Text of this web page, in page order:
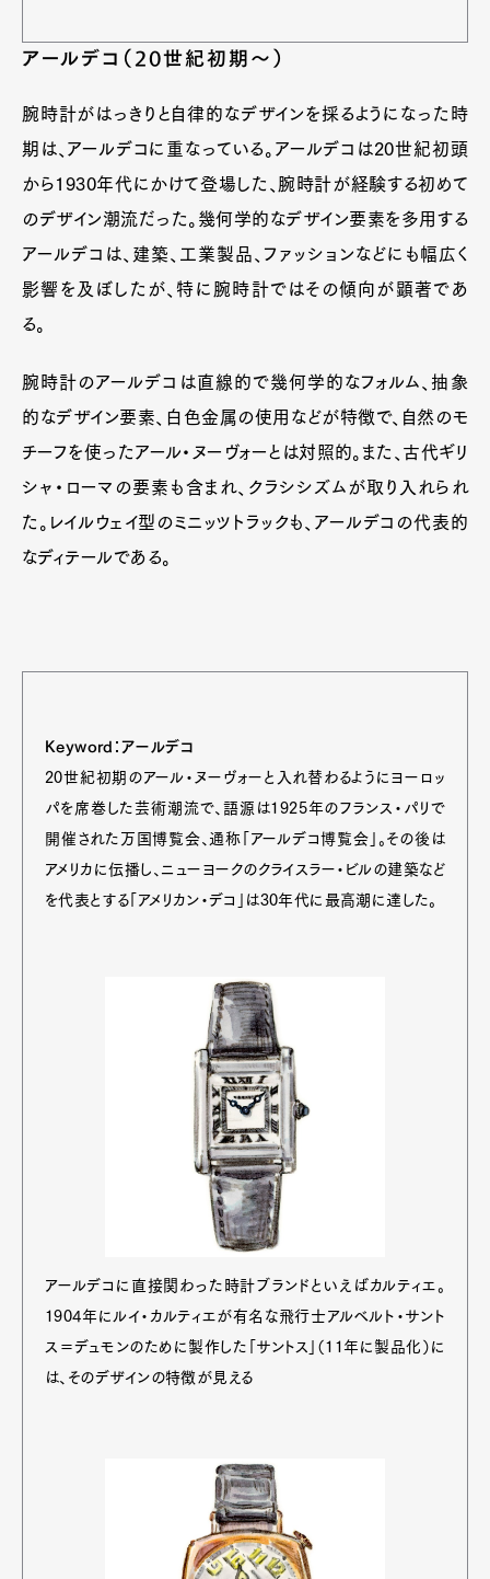
アールデコ（20世紀初期〜）
腕時計がはっきりと自律的なデザインを採るようになった時
期は、アールデコに重なっている。アールデコは20世紀初頭
から1930年代にかけて登場した、腕時計が経験する初めて
のデザイン潮流だった。幾何学的なデザイン要素を多用する
アールデコは、建築、工業製品、ファッションなどにも幅広く
影響を及ぼしたが、特に腕時計ではその傾向が顕著であ
る。
腕時計のアールデコは直線的で幾何学的なフォルム、抽象
的なデザイン要素、白色金属の使用などが特徴で、自然のモ
チーフを使ったアール・ヌーヴォーとは対照的。また、古代ギリ
シャ・ローマの要素も含まれ、クラシシズムが取り入れられ
た。レイルウェイ型のミニッツトラックも、アールデコの代表的
なディテールである。
Keyword：アールデコ
20世紀初期のアール・ヌーヴォーと入れ替わるようにヨーロッ
パを席巻した芸術潮流で、語源は1925年のフランス・パリで
開催された万国博覧会、通称「アールデコ博覧会」。その後は
アメリカに伝播し、ニューヨークのクライスラー・ビルの建築など
を代表とする「アメリカン・デコ」は30年代に最高潮に達した。
アールデコに直接関わった時計ブランドといえばカルティエ。
1904年にルイ・カルティエが有名な飛行士アルベルト・サント
ス＝デュモンのために製作した「サントス」（11年に製品化）に
は、そのデザインの特徴が見える